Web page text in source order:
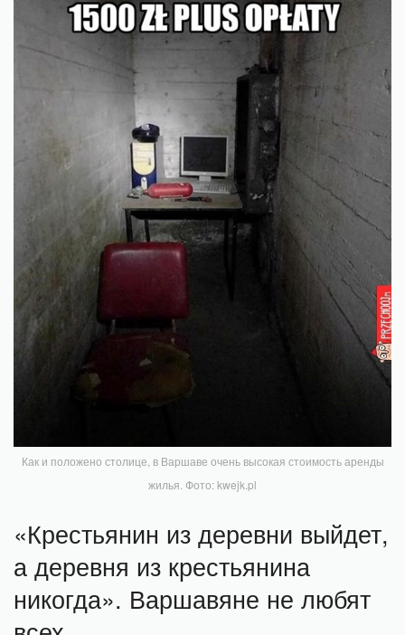
Как и положено столице, в Варшаве очень высокая стоимость аренды
жилья. Фото: kwejk.pl
«Крестьянин из деревни выйдет,
а деревня из крестьянина
никогда». Варшавяне не любят